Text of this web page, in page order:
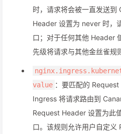
时，请求将会被一直发送
Header 设置为 never 时，
口；对于任何其他 Header
先级将请求与其他金丝雀规
value ：要匹配的
Ingress 将请求路由到
Request Header 设置为此
口。该规则允许用户自定